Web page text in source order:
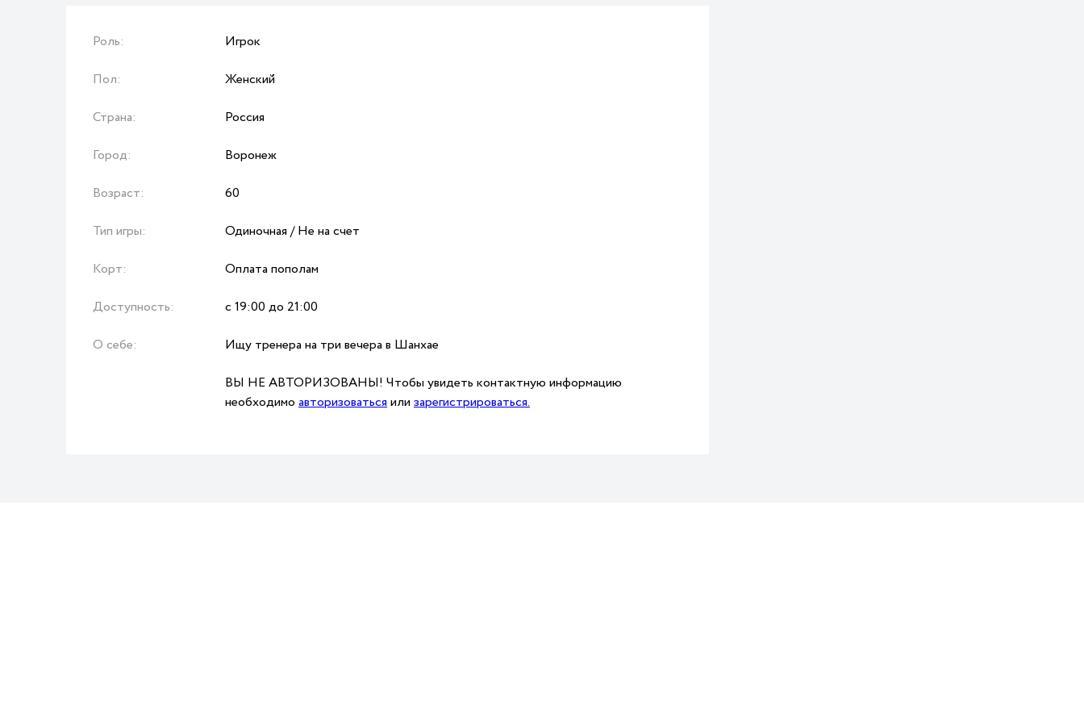
Роль: Игрок
Пол: Женский
Страна: Россия
Город: Воронеж
Возраст: 60
Тип игры: Одиночная / Не на счет
Корт: Оплата пополам
Доступность: с 19:00 до 21:00
О себе: Ищу тренера на три вечера в Шанхае
ВЫ НЕ АВТОРИЗОВАНЫ! Чтобы увидеть контактную информацию
необходимо авторизоватьсяили зарегистрироваться.